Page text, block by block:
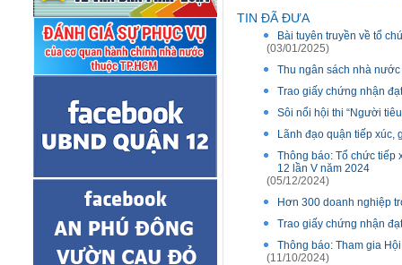
TIN ĐÃ ĐƯA
Bài tuyên truyền về tổ
(03/01/2025)
Thu ngân sách nhà
Trao giấy chứng nhận
Sôi nổi hội thi “Người
Lãnh đạo quận tiếp xúc,
Thông báo: Tổ chức tiếp
12 lần V năm 2024
(05/12/2024)
Hơn 300 doanh nghiệp
Trao giấy chứng nhận
Thông báo: Tham gia
(11/10/2024)